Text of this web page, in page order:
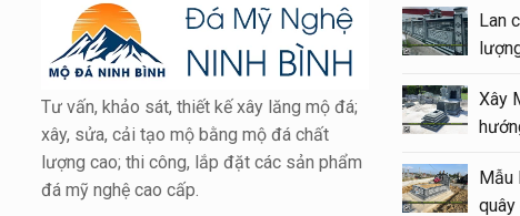
Tư vấn, khảo sát, thiết kế xây lăng mộ đá;
xây, sửa, cải tạo mộ bằng mộ đá chất
lượng cao; thi công, lắp đặt các sản phẩm
đá mỹ nghệ cao cấp.
Báo giá xây Mộ đá đôi 1 mái
đẹp tại Ninh Bình cuối năm
2026
Kinh nghiệm xây Mộ – sửa Mộ
bằng Mẫu Mộ đá đẹp, chất